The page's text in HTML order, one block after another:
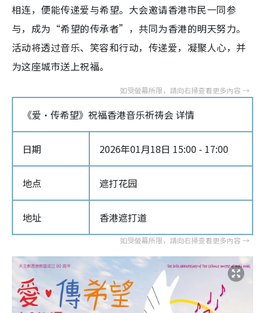
相连，便能传递爱与希望。大会邀请香港市民一同参
与，成为“希望的传承者”，共同为香港的明天努力。
活动将透过音乐、笑容和行动，传递爱，凝聚人心，并
为这座城市送上祝福。
《爱‧传希望》祝福香港音乐祈祷会 详情
日期 2026年01月18日 15:00 - 17:00
地点 遮打花园
地址 香港遮打道